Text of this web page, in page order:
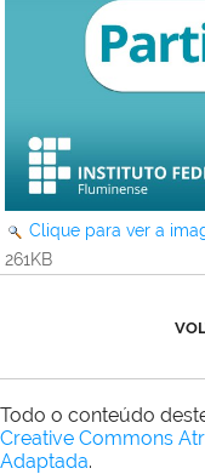
Clique para ver a
261KB
Todo o conteúdo
Creative Commons
Adaptada.